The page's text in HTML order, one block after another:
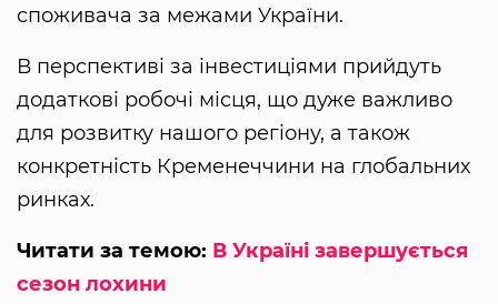
споживача за межами України.
В перспективі за інвестиціями прийдуть
додаткові робочі місця, що дуже важливо
для розвитку нашого регіону, а також
конкретність Кременеччини на глобальних
ринках.
Читати за темою: В Україні завершується
сезон лохини